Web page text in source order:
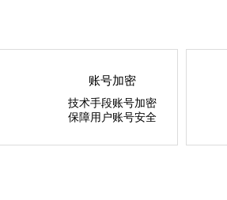
账号加密
技术手段账号加密
保障用户账号安全